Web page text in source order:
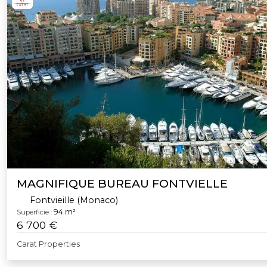
MAGNIFIQUE BUREAU FONTVIELLE
Fontvieille (Monaco)
Superficie : 94 m²
6 700 €
Carat Properties